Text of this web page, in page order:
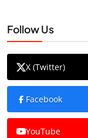
Follow Us
X (Twitter)
Facebook
YouTube